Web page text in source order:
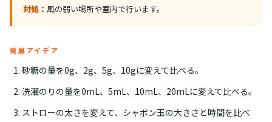
対処： 風の弱い場所や室内で行います。
発展アイデア
砂糖の量を0g、2g、5g、10gに変えて比べる。
洗濯のりの量を0mL、5mL、10mL、20mLに変えて比べる。
ストローの太さを変えて、シャボン玉の大きさと時間を比べ